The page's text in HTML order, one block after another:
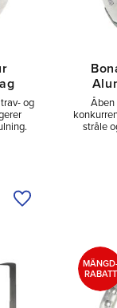
og
Tilføj til ønskeliste
Åben
stråle
MÄNGD-
RABATT